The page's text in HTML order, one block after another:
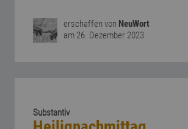
erschaffen von NeuWort
am 26. Dezember 2023
Substantiv